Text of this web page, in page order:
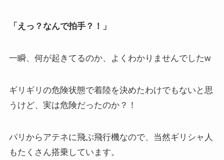
「えっ？なんで拍手？！」
一瞬、何が起きてるのか、よくわかりませんでしたw
ギリギリの危険状態で着陸を決めたわけでもないと思
うけど、実は危険だったのか？！
パリからアテネに飛ぶ飛行機なので、当然ギリシャ人
もたくさん搭乗しています。